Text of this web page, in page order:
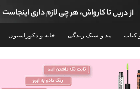
کتاب مد و سبک زندگی خانه و دکوراسیون